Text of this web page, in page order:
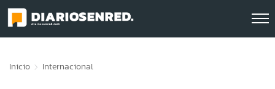
Inicio Internacional